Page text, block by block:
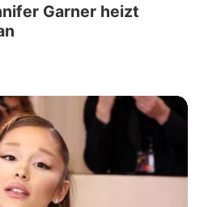
Garner heizt